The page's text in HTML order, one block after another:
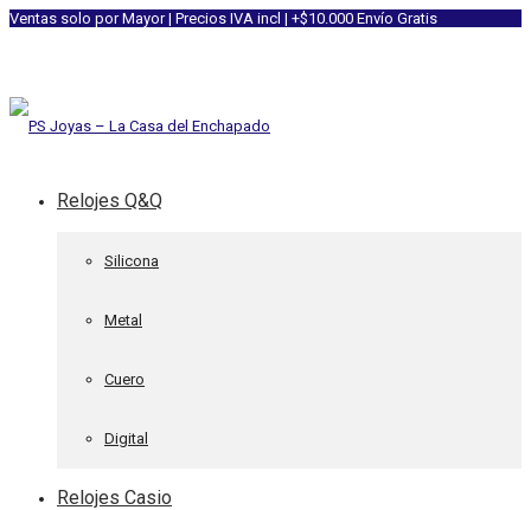
Ventas solo por Mayor | Precios IVA incl | +$10.000 Envío Gratis
Relojes Q&Q
Silicona
Metal
Cuero
Digital
Relojes Casio